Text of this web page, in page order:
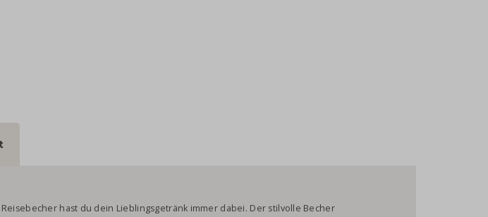
hast du dein Lieblingsgetränk immer dabei. Der stilvolle Becher